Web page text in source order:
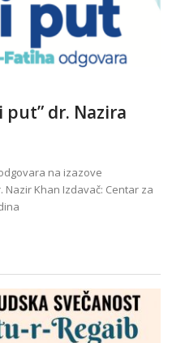
put” dr. Nazira
na izazove
Khan Izdavač: Centar za